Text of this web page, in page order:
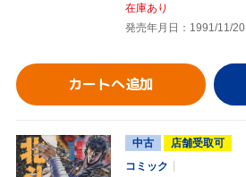
在庫あり
発売年月日：1991/11/20
カートへ追加
中古
店舗受取可
コミック